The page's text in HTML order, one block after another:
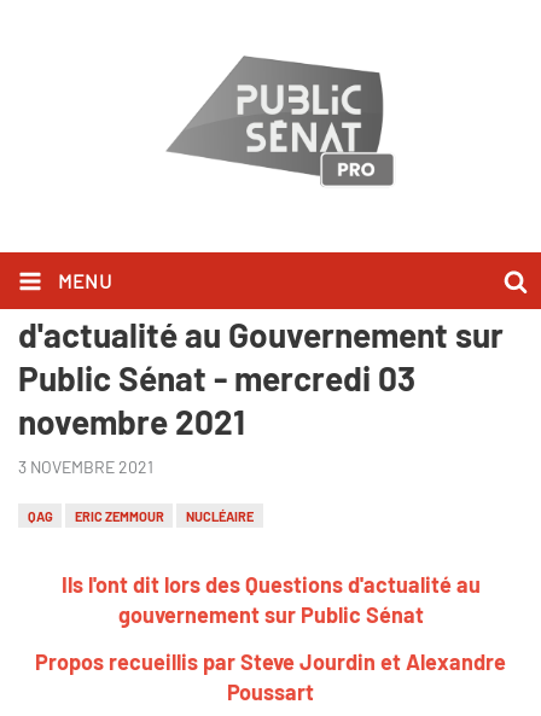
MENU
Ils l'ont dit lors des Questions
d'actualité au Gouvernement sur
Public Sénat - mercredi 03
novembre 2021
3 NOVEMBRE 2021
QAG ERIC ZEMMOUR NUCLÉAIRE
Ils l'ont dit lors des Questions d'actualité au
gouvernement sur Public Sénat
Propos recueillis par Steve Jourdin et Alexandre
Poussart